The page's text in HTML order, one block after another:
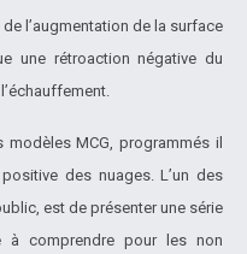
l’augmentation de la surface
une rétroaction négative du
modèles MCG, programmés il
des nuages. L’un des
est de présenter une série
comprendre pour les non